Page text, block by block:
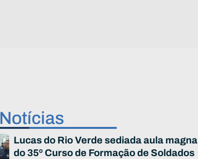
Notícias
Lucas do Rio Verde sediada aula magna
do 35º Curso de Formação de Soldados